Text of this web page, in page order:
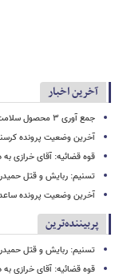
آخرین اخبار
جمع آوری ۳ محصول سلامت‌محور از بازار/ اسامی
آخرین وضعیت پرونده
قوه قضائیه: آقای خرازی
تسنیم: ربایش و قتل
آخرین وضعیت پرونده
پربیننده‌ترین
تسنیم: ربایش و قتل
قوه قضائیه: آقای خرازی